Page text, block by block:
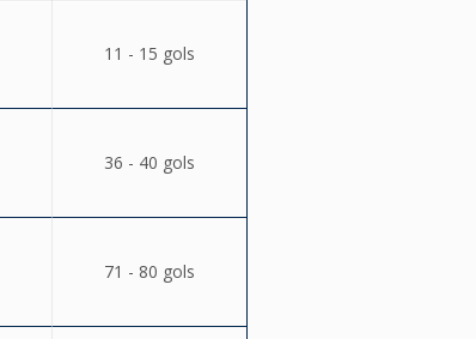
11 - 15 gols
36 - 40 gols
71 - 80 gols